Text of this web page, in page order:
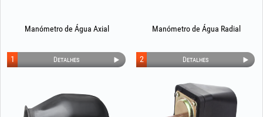
Manómetro de Água Axial
Detalhes
1
Manómetro de Água Radial
Detalhes
2